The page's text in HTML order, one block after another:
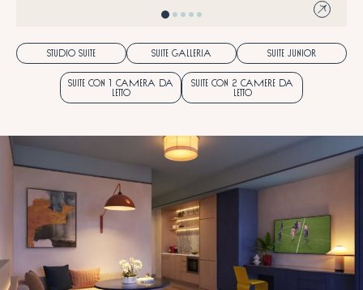
STUDIO SUITE SUITE GALLERIA SUITE JUNIOR
SUITE CON 1 CAMERA DA
LETTO
SUITE CON 2 CAMERE DA
LETTO